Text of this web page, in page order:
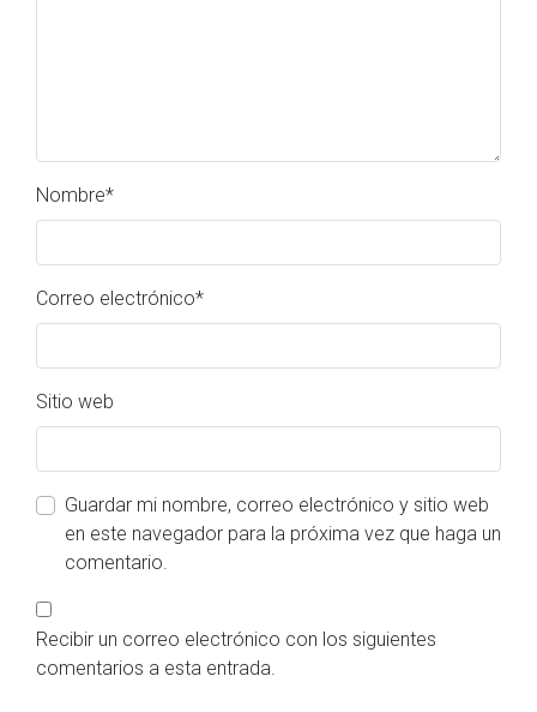
Nombre*
Correo electrónico*
Sitio web
Guardar mi nombre, correo electrónico y sitio web
en este navegador para la próxima vez que haga un
comentario.
Recibir un correo electrónico con los siguientes
comentarios a esta entrada.